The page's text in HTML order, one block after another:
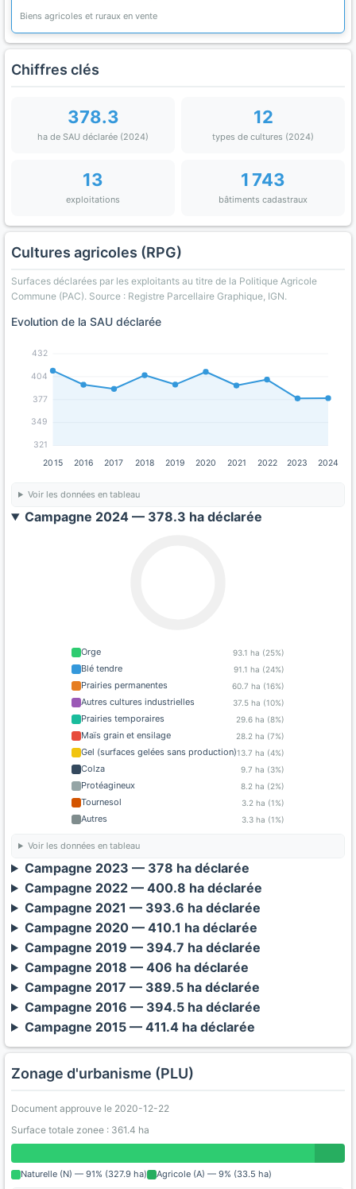
Biens agricoles et ruraux en vente
Chiffres clés
378.3
ha de SAU déclarée (2024)
12
types de cultures (2024)
13
exploitations
1 743
bâtiments cadastraux
Cultures agricoles (RPG)
Surfaces déclarées par les exploitants au titre de la Politique Agricole
Commune (PAC). Source : Registre Parcellaire Graphique, IGN.
Evolution de la SAU déclarée
321
349
377
404
432
2015 2016 2017 2018 2019 2020 2021 2022 2023 2024
Voir les données en tableau
Campagne 2024 — 378.3 ha déclarée
Orge 93.1 ha (25%)
Blé tendre 91.1 ha (24%)
Prairies permanentes 60.7 ha (16%)
Autres cultures industrielles 37.5 ha (10%)
Prairies temporaires 29.6 ha (8%)
Maïs grain et ensilage 28.2 ha (7%)
Gel (surfaces gelées sans production)13.7 ha (4%)
Colza 9.7 ha (3%)
Protéagineux 8.2 ha (2%)
Tournesol 3.2 ha (1%)
Autres 3.3 ha (1%)
Voir les données en tableau
Campagne 2023 — 378 ha déclarée
Campagne 2022 — 400.8 ha déclarée
Campagne 2021 — 393.6 ha déclarée
Campagne 2020 — 410.1 ha déclarée
Campagne 2019 — 394.7 ha déclarée
Campagne 2018 — 406 ha déclarée
Campagne 2017 — 389.5 ha déclarée
Campagne 2016 — 394.5 ha déclarée
Campagne 2015 — 411.4 ha déclarée
Zonage d'urbanisme (PLU)
Document approuve le 2020-12-22
Surface totale zonee : 361.4 ha
Naturelle (N) — 91% (327.9 ha) Agricole (A) — 9% (33.5 ha)